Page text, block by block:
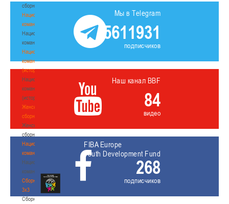
сборные
Национальная
команда
Национальная
команда
Национальная
команда
(история)
Национальная
команда
(история)
Женские
сборные
Женские
сборные
Национальная
команда
Национальная
команда
Сборные
3х3
Сборные
Мы в Telegram
5611931
подписчиков
Наш канал BBF
84
видео
FIBA Europe
Youth Development Fund
268
подписчиков